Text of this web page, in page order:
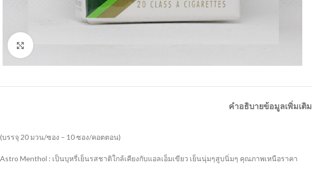
คำอธิบายข้อมูลเพิ่มเติม
(บรรจุ 20 มวน/ซอง – 10 ซอง/คอตตอน)
Astro Menthol : เป็นบุหรี่เย็นรสชาติใกล้เคียงกับแอลเอ็มเขียว เย็นนุ่มๆสูบนิ่มๆ คุณภาพเหนือราคา